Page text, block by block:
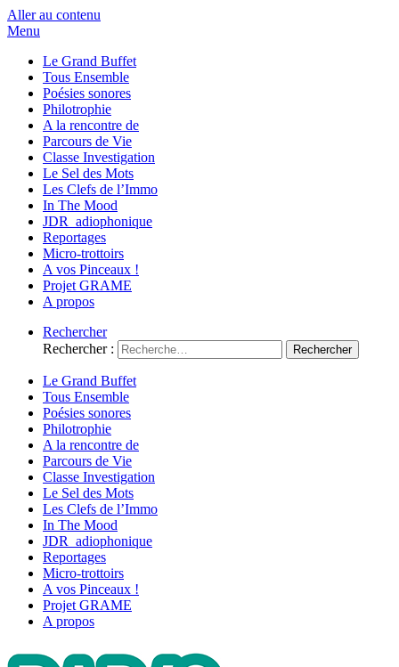
Aller au contenu
Menu
Le Grand Buffet
Tous Ensemble
Poésies sonores
Philotrophie
A la rencontre de
Parcours de Vie
Classe Investigation
Le Sel des Mots
Les Clefs de l’Immo
In The Mood
JDR_adiophonique
Reportages
Micro-trottoirs
A vos Pinceaux !
Projet GRAME
A propos
Rechercher
Rechercher :
Le Grand Buffet
Tous Ensemble
Poésies sonores
Philotrophie
A la rencontre de
Parcours de Vie
Classe Investigation
Le Sel des Mots
Les Clefs de l’Immo
In The Mood
JDR_adiophonique
Reportages
Micro-trottoirs
A vos Pinceaux !
Projet GRAME
A propos